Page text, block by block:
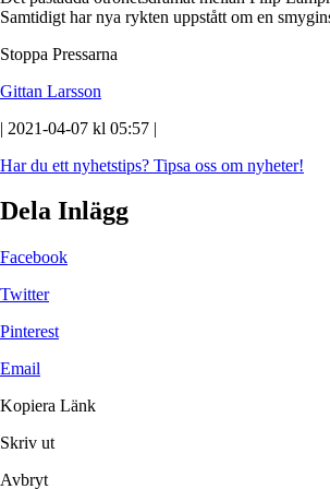
Samtidigt har nya rykten uppstått om en
Stoppa Pressarna
Gittan Larsson
| 2021-04-07 kl 05:57 |
Har du ett nyhetstips? Tipsa oss om nyheter!
Dela Inlägg
Facebook
Twitter
Pinterest
Email
Kopiera Länk
Skriv ut
Avbryt